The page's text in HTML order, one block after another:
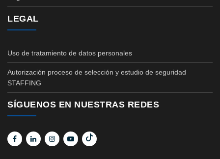
LEGAL
Uso de tratamiento de datos personales
Autorización proceso de selección y estudio de seguridad
STAFFING
SÍGUENOS EN NUESTRAS REDES